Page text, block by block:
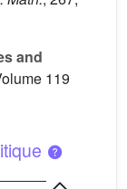
and
119